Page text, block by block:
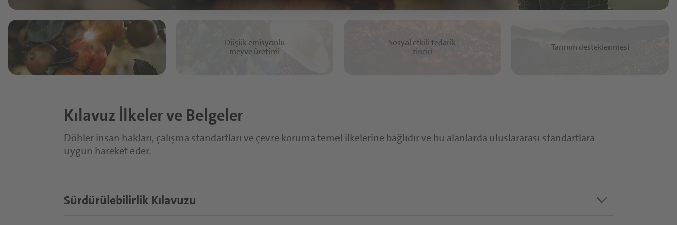
Düşük emisyonlu
meyve üretimi
Sosyal etkili tedarik
zinciri
Tarımın desteklenmesi
Kılavuz İlkeler ve Belgeler
Döhler insan hakları, çalışma standartları ve çevre koruma temel ilkelerine bağlıdır ve bu alanlarda uluslararası standartlara
uygun hareket eder.
Sürdürülebilirlik Kılavuzu keyboard_arrow_down